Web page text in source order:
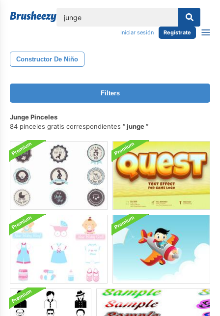
Iniciar sesión Regístrate
Constructor De Niño
Filters
Junge Pinceles
84 pinceles gratis correspondientes
junge